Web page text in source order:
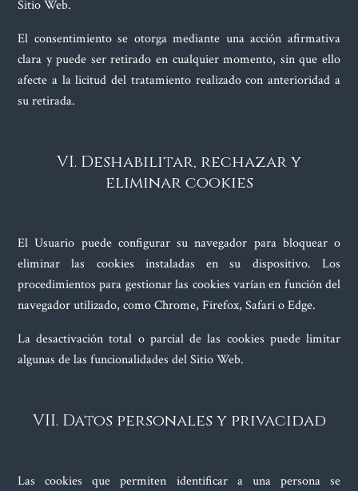
Sitio Web.
El consentimiento se otorga mediante una acción afirmativa
clara y puede ser retirado en cualquier momento, sin que ello
afecte a la licitud del tratamiento realizado con anterioridad a
su retirada.
VI. Deshabilitar, rechazar y
eliminar cookies
El Usuario puede configurar su navegador para bloquear o
eliminar las cookies instaladas en su dispositivo. Los
procedimientos para gestionar las cookies varían en función del
navegador utilizado, como Chrome, Firefox, Safari o Edge.
La desactivación total o parcial de las cookies puede limitar
algunas de las funcionalidades del Sitio Web.
VII. Datos personales y privacidad
Las cookies que permiten identificar a una persona se